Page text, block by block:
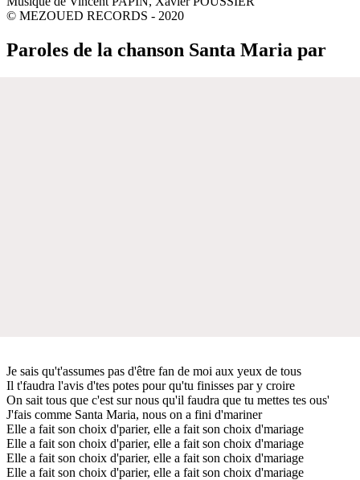
© MEZOUED RECORDS - 2020
Paroles de la chanson Santa Maria par
Je sais qu't'assumes pas d'être fan de moi aux yeux de tous
Il t'faudra l'avis d'tes potes pour qu'tu finisses par y croire
On sait tous que c'est sur nous qu'il faudra que tu mettes tes ous'
J'fais comme Santa Maria, nous on a fini d'mariner
Elle a fait son choix d'parier, elle a fait son choix d'mariage
Elle a fait son choix d'parier, elle a fait son choix d'mariage
Elle a fait son choix d'parier, elle a fait son choix d'mariage
Elle a fait son choix d'parier, elle a fait son choix d'mariage